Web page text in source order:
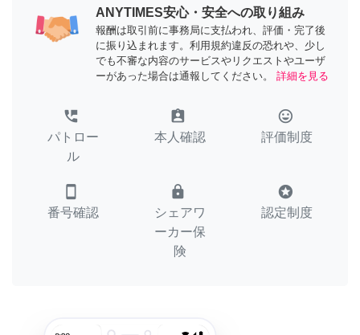
ANYTIMES安心・安全への取り組み
報酬は取引前に事務局に支払われ、評価・完了後
に振り込まれます。利用規約違反の恐れや、少し
でも不審な内容のサービスやリクエストやユーザ
ーがあった場合は通報してください。
詳細を見る
perm_phone_msg
パトロー
ル
assignment_ind
本人確認
tag_faces
評価制度
smartphone
番号確認
lock
シェアワ
ーカー保
険
stars
認定制度